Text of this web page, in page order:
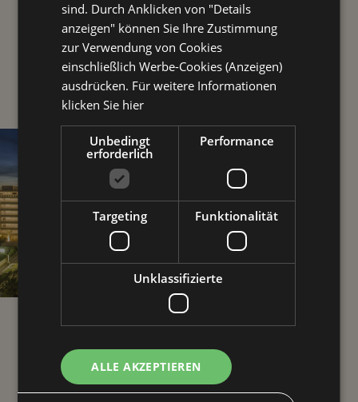
UNSERE EINZIGARTIGEN PLUSPUNKTE
SPEZIELLE
ERLEBNISSE
GESCHMACKS
sind. Durch Anklicken von "Details
anzeigen" können Sie Ihre Zustimmung
zur Verwendung von Cookies
einschließlich Werbe-Cookies (Anzeigen)
ausdrücken. Für weitere Informationen
klicken Sie hier
Unbedingt
erforderlich
Performance
Targeting Funktionalität
Unklassifizierte
ALLE AKZEPTIEREN